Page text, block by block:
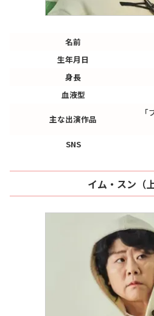
名前
生年月日
身長
血液型
主な出演作品
SNS
イム・スン（